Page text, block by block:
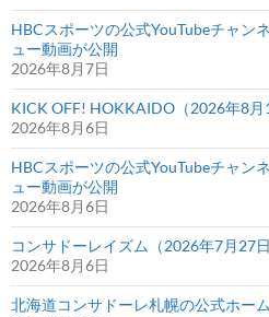
HBCスポーツの公式YouTubeチャン
ュー動画が公開
2026年8月7日
KICK OFF! HOKKAIDO（2026年8月
2026年8月6日
HBCスポーツの公式YouTubeチャン
ュー動画が公開
2026年8月6日
コンサドーレイズム（2026年7月27日
2026年8月6日
北海道コンサドーレ札幌の公式ホー